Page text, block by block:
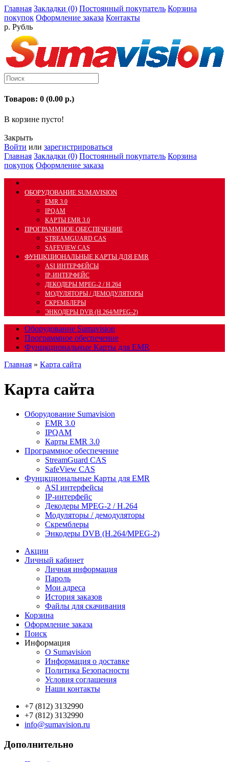
Главная Закладки (0) Постоянный покупатель Корзина
покупок Оформление заказа Контакты
р. Рубль
Товаров: 0 (0.00 р.)
В корзине пусто!
Закрыть
Войти или зарегистрироваться
Главная Закладки (0) Постоянный покупатель Корзина
покупок Оформление заказа
ОБОРУДОВАНИЕ SUMAVISION
EMR 3.0
IPQAM
КАРТЫ EMR 3.0
ПРОГРАММНОЕ ОБЕСПЕЧЕНИЕ
STREAMGUARD CAS
SAFEVIEW CAS
ФУНЦКЦИОНАЛЬНЫЕ КАРТЫ ДЛЯ EMR
ASI ИНТЕРФЕЙСЫ
IP-ИНТЕРФЕЙС
ДЕКОДЕРЫ MPEG-2 / H.264
МОДУЛЯТОРЫ / ДЕМОДУЛЯТОРЫ
СКРЕМБЛЕРЫ
ЭНКОДЕРЫ DVB (H.264/MPEG-2)
Оборудование Sumavision
Программное обеспечение
Фунцкциональные Карты для EMR
Главная » Карта сайта
Карта сайта
Оборудование Sumavision
EMR 3.0
IPQAM
Карты EMR 3.0
Программное обеспечение
StreamGuard CAS
SafeView CAS
Фунцкциональные Карты для EMR
ASI интерфейсы
IP-интерфейс
Декодеры MPEG-2 / H.264
Модуляторы / демодуляторы
Скремблеры
Энкодеры DVB (H.264/MPEG-2)
Акции
Личный кабинет
Личная информация
Пароль
Мои адреса
История заказов
Файлы для скачивания
Корзина
Оформление заказа
Поиск
Информация
О Sumavision
Информация о доставке
Политика Безопасности
Условия соглашения
Наши контакты
+7 (812) 3132990
+7 (812) 3132990
info@sumavision.ru
Дополнительно